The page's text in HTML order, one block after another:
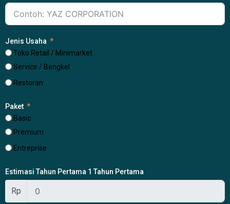
Jenis Usaha
Toko Retail / Minimarket
Service / Bengkel
Restoran
Paket
Basic
Premium
Entreprise
Estimasi Tahun Pertama 1 Tahun Pertama
Rp